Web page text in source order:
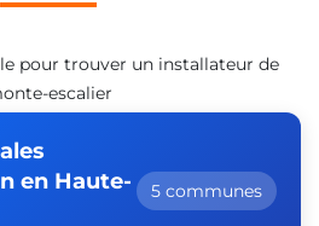
pour trouver un installateur de
escalier
en Haute-
5 communes